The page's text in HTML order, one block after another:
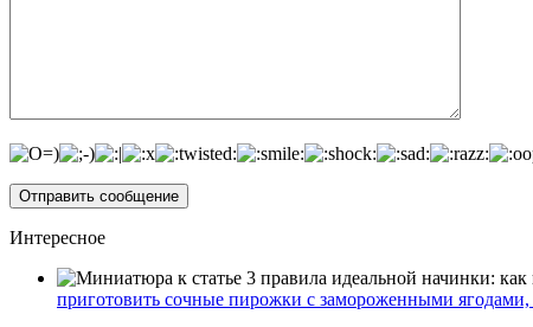
Интересное
приготовить сочные пирожки с замороженными